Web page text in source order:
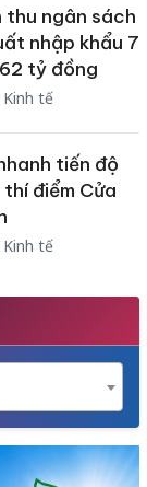
thu ngân sách
nhập khẩu 7
tỷ đồng
Kinh tế
tiến độ
điểm Cửa
Kinh tế